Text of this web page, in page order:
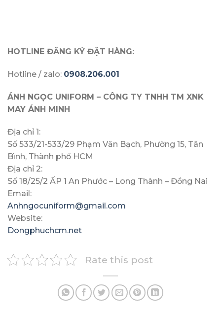
HOTLINE ĐĂNG KÝ ĐẶT HÀNG:
Hotline / zalo: 0908.206.001
ÁNH NGỌC UNIFORM – CÔNG TY TNHH TM XNK
MAY ÁNH MINH​
Địa chỉ 1:
Số 533/21-533/29 Phạm Văn Bạch, Phường 15, Tân
Bình, Thành phố HCM
Địa chỉ 2:
Số 18/25/2 ẤP 1 An Phước – Long Thành – Đồng Nai
Email:
Anhngocuniform@gmail.com
Website:
Dongphuchcm.net
Rate this post